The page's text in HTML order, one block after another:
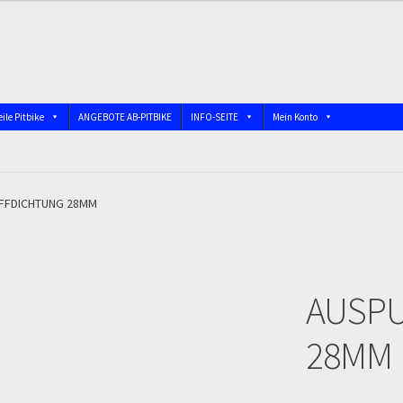
Pitbike ANGEBOTE AB-PITBIKE INFO-SEITE Mein Konto
Impressum
Pitbike-Training
Registration
28MM
28MM